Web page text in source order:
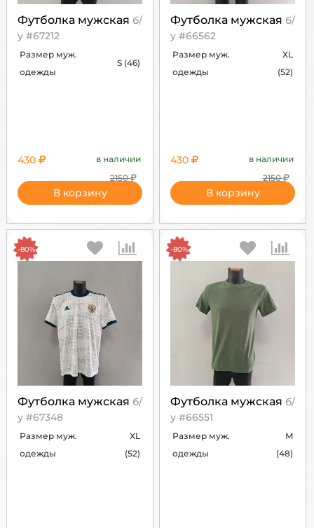
Футболка мужская б/
у #67212
Размер муж.
одежды
S (46)
430
в наличии
2150
В корзину
Футболка мужская б/
у #66562
Размер муж.
одежды
XL
(52)
430
в наличии
2150
В корзину
Футболка мужская б/
у #67348
Размер муж.
одежды
XL
(52)
-80%
Футболка мужская б/
у #66551
Размер муж.
одежды
M
(48)
-80%